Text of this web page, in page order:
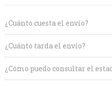
¿Cuánto cuesta el envío?
¿Cuánto tarda el envío?
¿Cómo puedo consultar el